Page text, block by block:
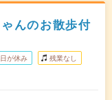
んのお散歩付
が休み 残業なし